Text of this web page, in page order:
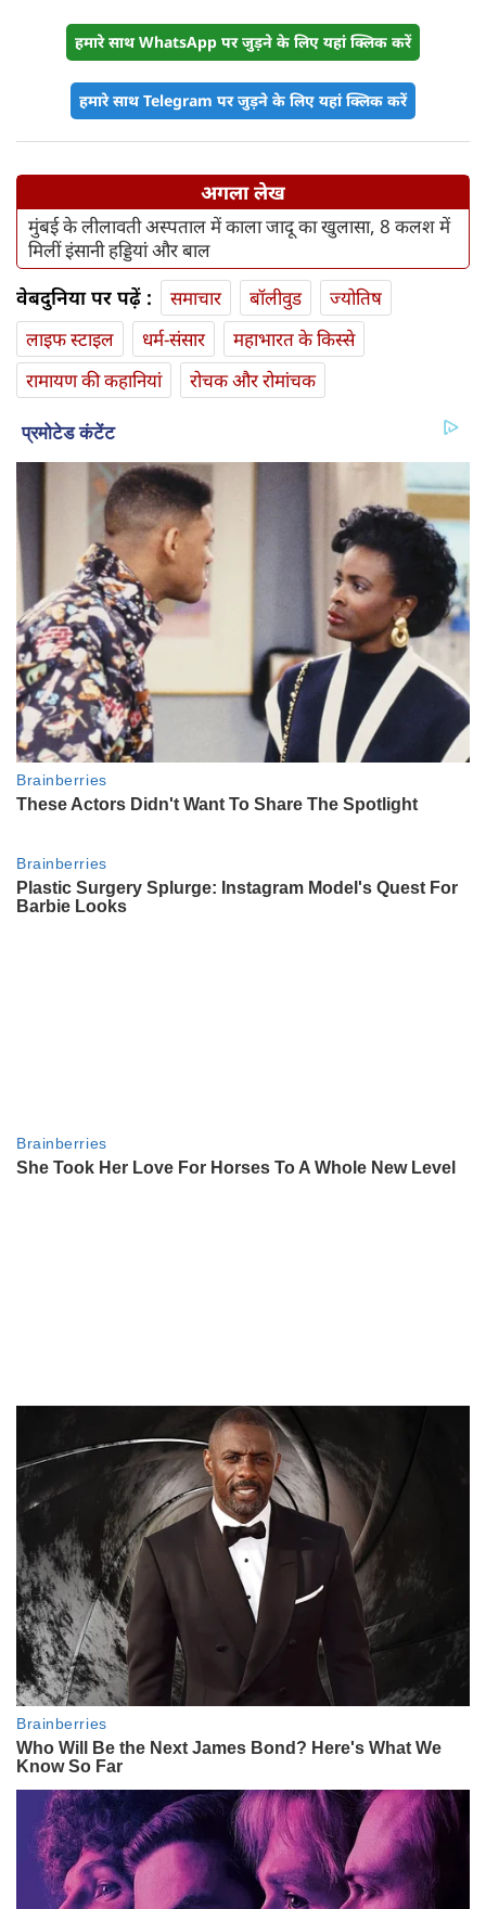
हमारे साथ WhatsApp पर जुड़ने के लिए यहां क्लिक करें
हमारे साथ Telegram पर जुड़ने के लिए यहां क्लिक करें
अगला लेख
मुंबई के लीलावती अस्पताल में काला जादू का खुलासा, 8 कलश में
मिलीं इंसानी हड्डियां और बाल
वेबदुनिया पर पढ़ें : समाचार बॉलीवुड
ज्योतिष
लाइफ स्‍टाइल
धर्म-संसार
महाभारत के किस्से
रामायण की कहानियां
रोचक और रोमांचक